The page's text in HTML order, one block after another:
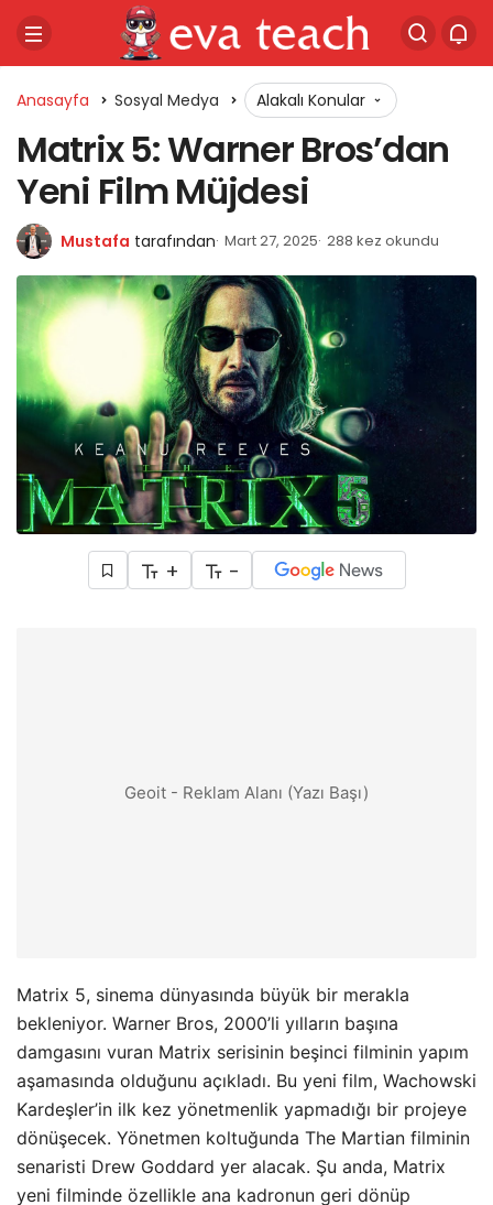
Anasayfa Sosyal Medya Alakalı Konular
Matrix 5: Warner Bros’dan
Yeni Film Müjdesi
Mustafa tarafından Mart 27, 2025 288 kez okundu
+ -
Geoit - Reklam Alanı (Yazı Başı)
Matrix 5, sinema dünyasında büyük bir merakla
bekleniyor. Warner Bros, 2000’li yılların başına
damgasını vuran Matrix serisinin beşinci filminin yapım
aşamasında olduğunu açıkladı. Bu yeni film, Wachowski
Kardeşler’in ilk kez yönetmenlik yapmadığı bir projeye
dönüşecek. Yönetmen koltuğunda The Martian filminin
senaristi Drew Goddard yer alacak. Şu anda, Matrix
yeni filminde özellikle ana kadronun geri dönüp